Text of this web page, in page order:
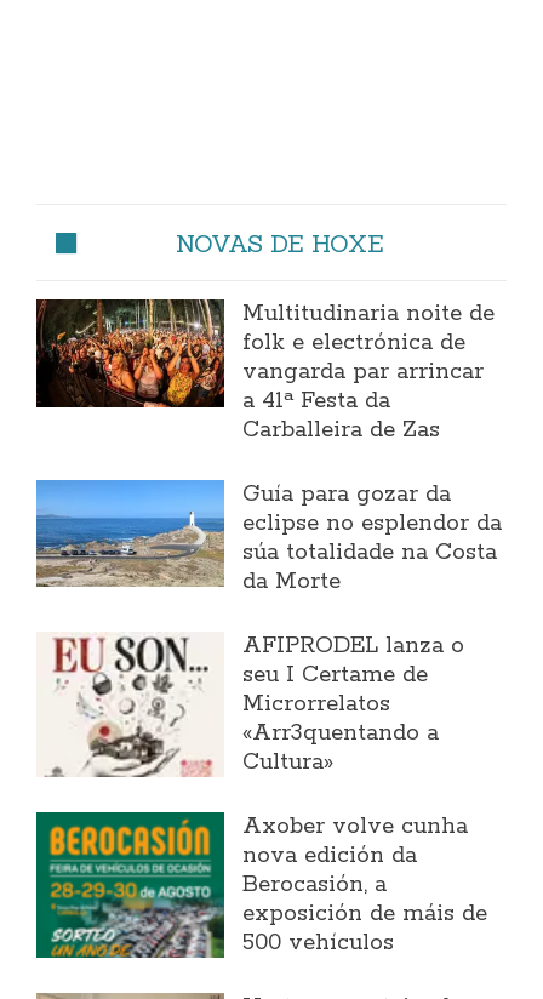
NOVAS DE HOXE
Multitudinaria noite de
folk e electrónica de
vangarda par arrincar
a 41ª Festa da
Carballeira de Zas
Guía para gozar da
eclipse no esplendor da
súa totalidade na Costa
da Morte
AFIPRODEL lanza o
seu I Certame de
Microrrelatos
«Arr3quentando a
Cultura»
Axober volve cunha
nova edición da
Berocasión, a
exposición de máis de
500 vehículos